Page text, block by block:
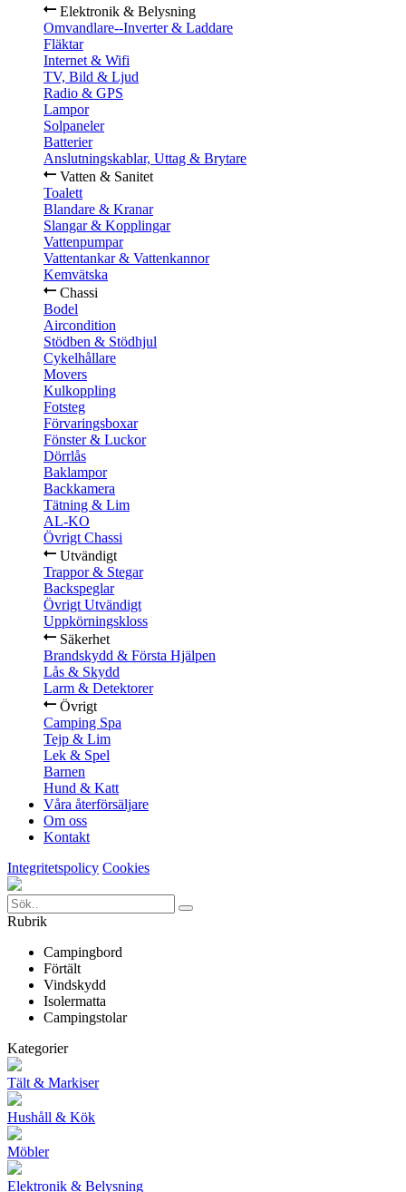
Elektronik & Belysning
Omvandlare--Inverter & Laddare
Fläktar
Internet & Wifi
TV, Bild & Ljud
Radio & GPS
Lampor
Solpaneler
Batterier
Anslutningskablar, Uttag & Brytare
Vatten & Sanitet
Toalett
Blandare & Kranar
Slangar & Kopplingar
Vattenpumpar
Vattentankar & Vattenkannor
Kemvätska
Chassi
Bodel
Aircondition
Stödben & Stödhjul
Cykelhållare
Movers
Kulkoppling
Fotsteg
Förvaringsboxar
Fönster & Luckor
Dörrlås
Baklampor
Backkamera
Tätning & Lim
AL-KO
Övrigt Chassi
Utvändigt
Trappor & Stegar
Backspeglar
Övrigt Utvändigt
Uppkörningskloss
Säkerhet
Brandskydd & Första Hjälpen
Lås & Skydd
Larm & Detektorer
Övrigt
Camping Spa
Tejp & Lim
Lek & Spel
Barnen
Hund & Katt
Våra återförsäljare
Om oss
Kontakt
Integritetspolicy Cookies
Rubrik
Campingbord
Förtält
Vindskydd
Isolermatta
Campingstolar
Kategorier
Tält & Markiser
Hushåll & Kök
Möbler
Elektronik & Belysning